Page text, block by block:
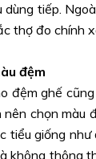
tiếp.
thợ đo chính
đệm
đệm ghế
chọn màu
tiểu giống
không thông